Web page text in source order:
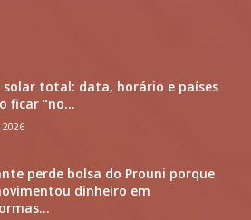
solar total: data, horário e países
ficar “no...
perde bolsa do Prouni porque
dinheiro em